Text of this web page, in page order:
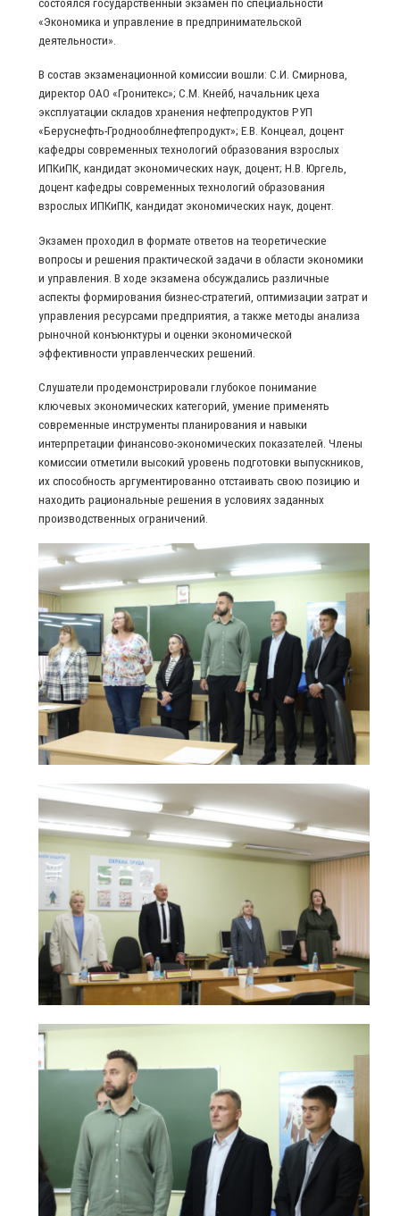
состоялся государственный экзамен по специальности
«Экономика и управление в предпринимательской
деятельности».
В состав экзаменационной комиссии вошли: С.И. Смирнова,
директор ОАО «Гронитекс»; С.М. Кнейб, начальник цеха
эксплуатации складов хранения нефтепродуктов РУП
«Беруснефть-Гроднооблнефтепродукт»; Е.В. Концеал, доцент
кафедры современных технологий образования взрослых
ИПКиПК, кандидат экономических наук, доцент; Н.В. Юргель,
доцент кафедры современных технологий образования
взрослых ИПКиПК, кандидат экономических наук, доцент.
Экзамен проходил в формате ответов на теоретические
вопросы и решения практической задачи в области экономики
и управления. В ходе экзамена обсуждались различные
аспекты формирования бизнес‑стратегий, оптимизации затрат и
управления ресурсами предприятия, а также методы анализа
рыночной конъюнктуры и оценки экономической
эффективности управленческих решений.
Слушатели продемонстрировали глубокое понимание
ключевых экономических категорий, умение применять
современные инструменты планирования и навыки
интерпретации финансово‑экономических показателей. Члены
комиссии отметили высокий уровень подготовки выпускников,
их способность аргументированно отстаивать свою позицию и
находить рациональные решения в условиях заданных
производственных ограничений.